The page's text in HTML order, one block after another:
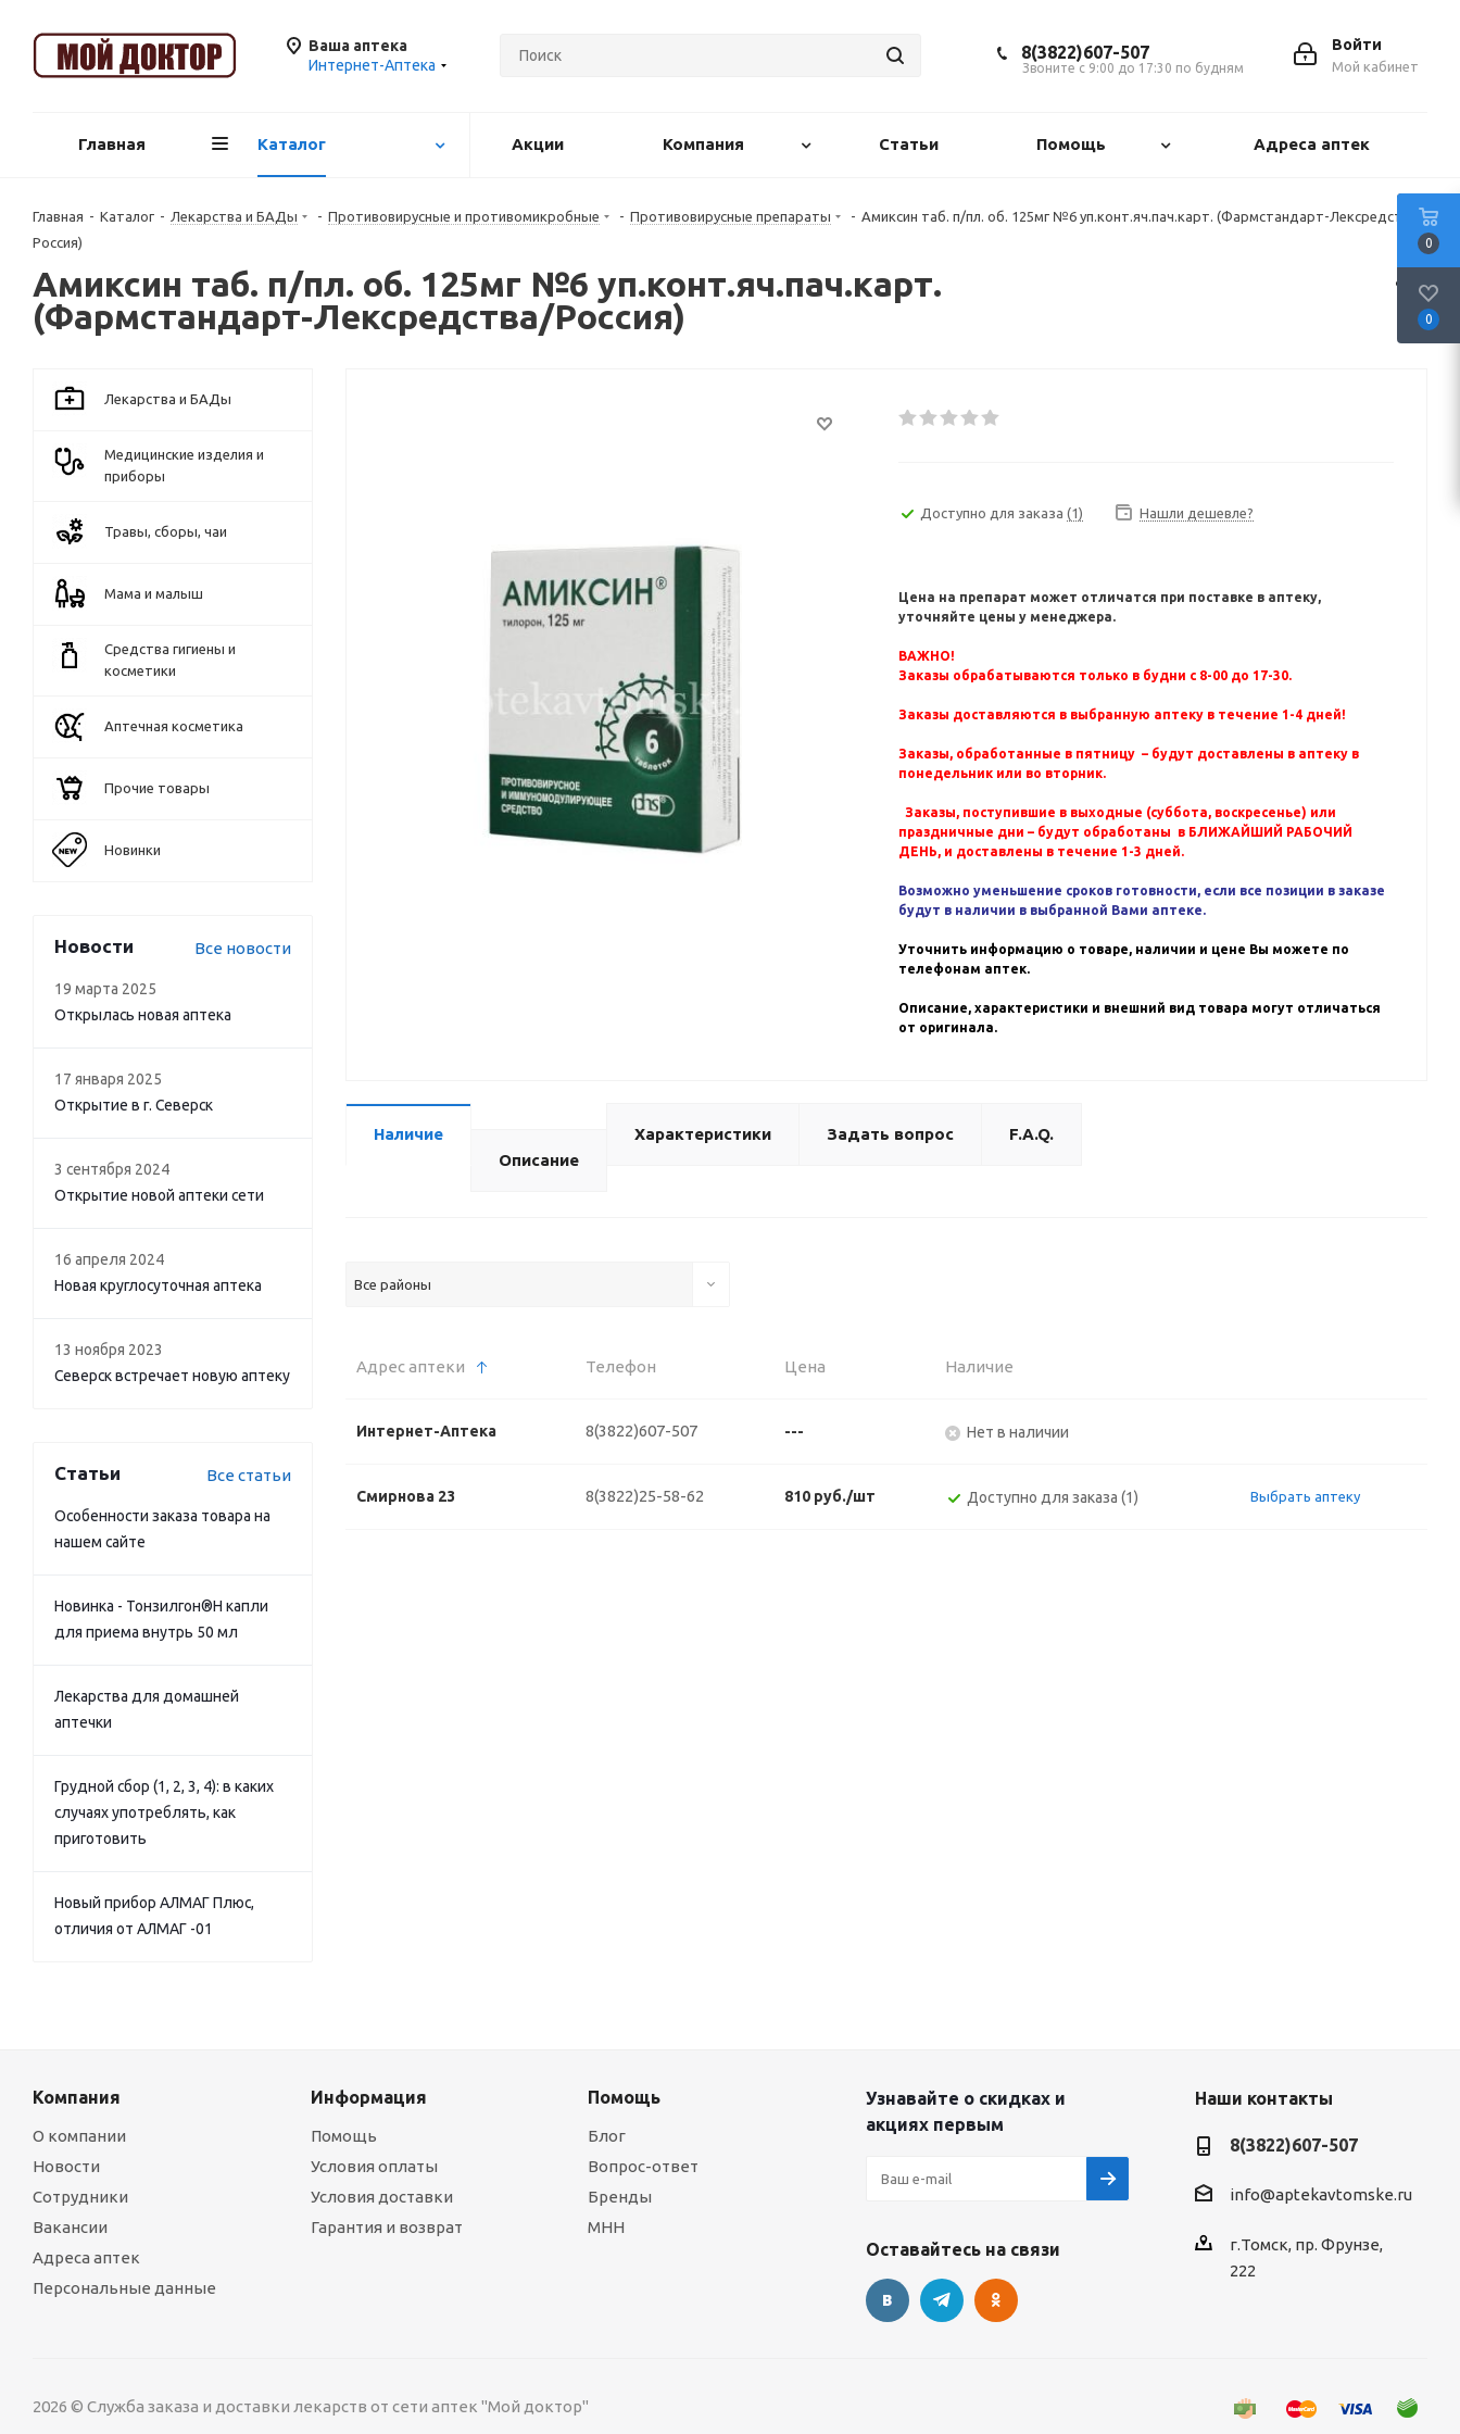
Ваша аптека
Интернет-Аптека
Войти
Мой кабинет
8(3822)607-507
Звоните с 9:00 до 17:30 по будням
Главная Каталог Акции Компания Статьи Помощь Адреса аптек
Главная - Каталог - Лекарства и БАДы - Противовирусные и противомикробные - Противовирусные препараты - Амиксин таб. п/пл. об. 125мг №6 уп.конт.яч.пач.карт. (Фармстандарт-Лексредства/
Россия)
Амиксин таб. п/пл. об. 125мг №6 уп.конт.яч.пач.карт.
(Фармстандарт-Лексредства/Россия)
Доступно для заказа (1) Нашли дешевле?
Цена на препарат может отличатся при поставке в аптеку,
уточняйте цены у менеджера.
ВАЖНО!
Заказы обрабатываются только в будни с 8-00 до 17-30.
Заказы доставляются в выбранную аптеку в течение 1-4 дней!
Заказы, обработанные в пятницу – будут доставлены в аптеку в
понедельник или во вторник.
Заказы, поступившие в выходные (суббота, воскресенье) или
праздничные дни – будут обработаны в БЛИЖАЙШИЙ РАБОЧИЙ
ДЕНЬ, и доставлены в течение 1-3 дней.
Возможно уменьшение сроков готовности, если все позиции в заказе
будут в наличии в выбранной Вами аптеке.
Уточнить информацию о товаре, наличии и цене Вы можете по
телефонам аптек.
Описание, характеристики и внешний вид товара могут отличаться
от оригинала.
Наличие
Описание
Характеристики Задать вопрос F.A.Q.
Все районы
Адрес аптеки Телефон Цена Наличие
Интернет-Аптека 8(3822)607-507 --- Нет в наличии
Смирнова 23 8(3822)25-58-62 810 руб./шт Доступно для заказа (1) Выбрать аптеку
Лекарства и БАДы
Медицинские изделия и
приборы
Травы, сборы, чаи
Мама и малыш
Средства гигиены и
косметики
Аптечная косметика
Прочие товары
Новинки
Новости Все новости
19 марта 2025
Открылась новая аптека
17 января 2025
Открытие в г. Северск
3 сентября 2024
Открытие новой аптеки сети
16 апреля 2024
Новая круглосуточная аптека
13 ноября 2023
Северск встречает новую аптеку
Статьи Все статьи
Особенности заказа товара на
нашем сайте
Новинка - Тонзилгон®Н капли
для приема внутрь 50 мл
Лекарства для домашней
аптечки
Грудной сбор (1, 2, 3, 4): в каких
случаях употреблять, как
приготовить
Новый прибор АЛМАГ Плюс,
отличия от АЛМАГ -01
Компания
О компании
Новости
Сотрудники
Вакансии
Адреса аптек
Персональные данные
Информация
Помощь
Условия оплаты
Условия доставки
Гарантия и возврат
Помощь
Блог
Вопрос-ответ
Бренды
МНН
Узнавайте о скидках и
акциях первым
Оставайтесь на связи
Наши контакты
8(3822)607-507
info@aptekavtomske.ru
г.Томск, пр. Фрунзе,
222
2026 © Служба заказа и доставки лекарств от сети аптек "Мой доктор"
0
0